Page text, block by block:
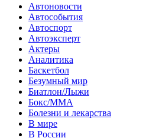
Автоновости
Автособытия
Автоспорт
Автоэксперт
Актеры
Аналитика
Баскетбол
Безумный мир
Биатлон/Лыжи
Бокс/MMA
Болезни и лекарства
В мире
В России